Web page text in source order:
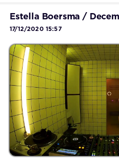
Estella Boersma /
17/12/2020 15:57